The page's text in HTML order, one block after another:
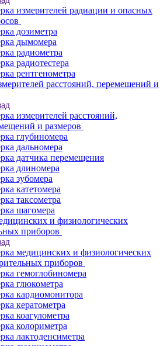
измерителей радиации и опасных
дозиметра
дымомера
радиометра
радиотестера
рентгенометра
расстояний, перемещений и
измерителей расстояний,
и размеров
глубиномера
дальномера
датчика перемещения
длиномера
зубомера
катетомера
таксометра
шагомера
и физиологических
приборов
медицинских и физиологических
приборов
гемоглобиномера
глюкометра
кардиомонитора
кератометра
коагулометра
колориметра
лактоденсиметра